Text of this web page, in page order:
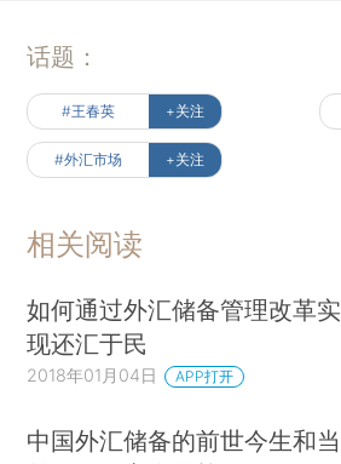
话题：
#王春英 +关注
#外汇市场 +关注
相关阅读
如何通过外汇储备管理改革实
现还汇于民
2018年01月04日 APP打开
中国外汇储备的前世今生和当